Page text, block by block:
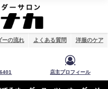
ーの流れ よくある質問 洋服のケア
店主プロフィール